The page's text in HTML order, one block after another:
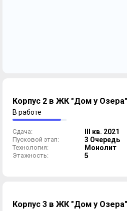
Корпус 2 в ЖК "Дом у Озера"
В работе
Сдача: III кв. 2021
Пусковой этап: 3 Очередь
Технология: Монолит
Этажность: 5
Корпус 3 в ЖК "Дом у Озера"